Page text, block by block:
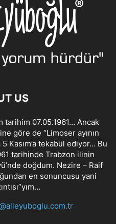
US
tarihim 07.05.1961… Ancak
göre de “Limoser ayının
Kasım’a tekabül ediyor… Bu
tarihinde Trabzon ilinin
doğdum. Nezire – Raif
en sonuncusu yani